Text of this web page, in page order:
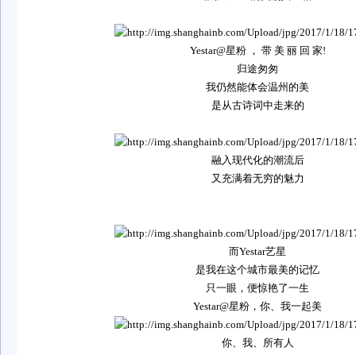
Yestar@星粉 ， 带 美 丽 回 家!
归途匆匆
我仍然能体会温州的美
是从古诗词中走来的
融入现代化的潮流后
又充满着无穷的魅力
而Yestar艺星
是我在这个城市最美的记忆
只一眼，便惊艳了一生
Yestar@星粉，你、我一起美
你、我、所有人